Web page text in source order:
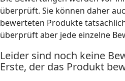
überprüft. Sie können daher
bewerteten Produkte
überprüft aber jede einzelne
Leider sind noch keine
Erste, der das Produkt